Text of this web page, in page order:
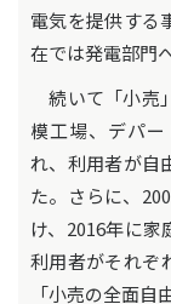
電気を提供する
在では発電部門
続いて「小売
模工場、デパ
れ、利用者が自
た。さらに、
け、2016年に家
利用者がそれぞ
「小売の全面自